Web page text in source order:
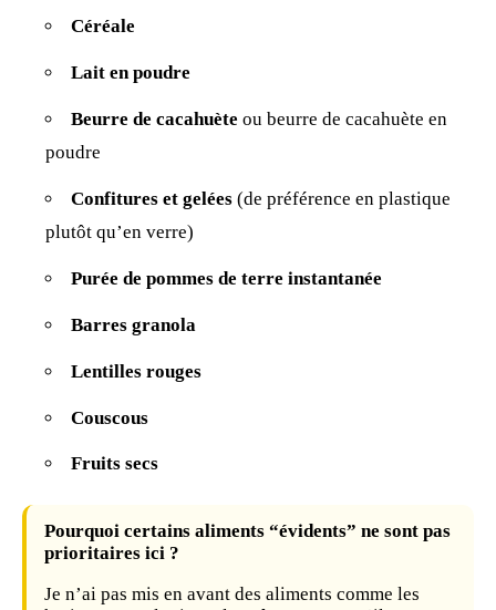
Céréale
Lait en poudre
Beurre de cacahuète ou beurre de cacahuète en
poudre
Confitures et gelées (de préférence enplastique
plutôt qu’en verre)
Purée de pommes de terre instantanée
Barres granola
Lentilles rouges
Couscous
Fruits secs
Pourquoi certains aliments “évidents” ne sont pas
prioritaires ici ?
Je n’ai pas mis en avant des aliments comme les